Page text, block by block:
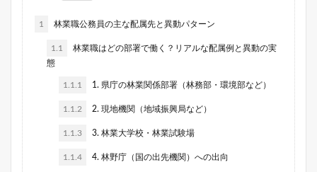
1 林業職公務員の主な配属先と異動パターン
1.1
林業職はどの部署で働く？リアルな配属例と異動の実
態
1.1.1 1. 県庁の林業関係部署（林務部・環境部など）
1.1.2 2. 現地機関（地域振興局など）
1.1.3 3. 林業大学校・林業試験場
1.1.4 4. 林野庁（国の出先機関）への出向